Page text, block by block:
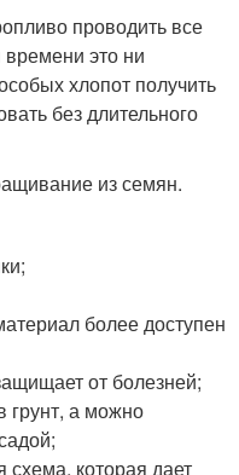
проводить все
это ни
хлопот получить
без длительного
из семян.
более доступен
от болезней;
грунт, а можно
схема, которая дает